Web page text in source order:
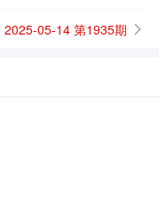
2025-05-14 第1935期